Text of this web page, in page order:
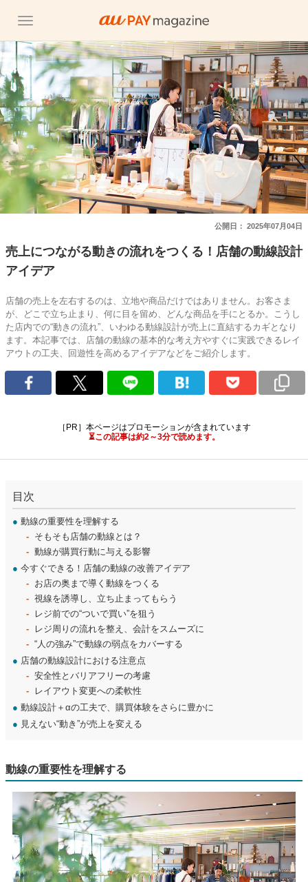
公開日： 2025年07月04日
売上につながる動きの流れをつくる！店舗の動線設計
アイデア
店舗の売上を左右するのは、立地や商品だけではありません。お客さま
が、どこで立ち止まり、何に目を留め、どんな商品を手にとるか。こうし
た店内での“動きの流れ”、いわゆる動線設計が売上に直結するカギとなり
ます。本記事では、店舗の動線の基本的な考え方やすぐに実践できるレイ
アウトの工夫、回遊性を高めるアイデアなどをご紹介します。
［PR］本ページはプロモーションが含まれています
⏳この記事は約2～3分で読めます。
目次
● 動線の重要性を理解する
そもそも店舗の動線とは？
動線が購買行動に与える影響
● 今すぐできる！店舗の動線の改善アイデア
お店の奥まで導く動線をつくる
視線を誘導し、立ち止まってもらう
レジ前での“ついで買い”を狙う
レジ周りの流れを整え、会計をスムーズに
“人の強み”で動線の弱点をカバーする
● 店舗の動線設計における注意点
安全性とバリアフリーの考慮
レイアウト変更への柔軟性
● 動線設計＋αの工夫で、購買体験をさらに豊かに
● 見えない“動き”が売上を変える
動線の重要性を理解する